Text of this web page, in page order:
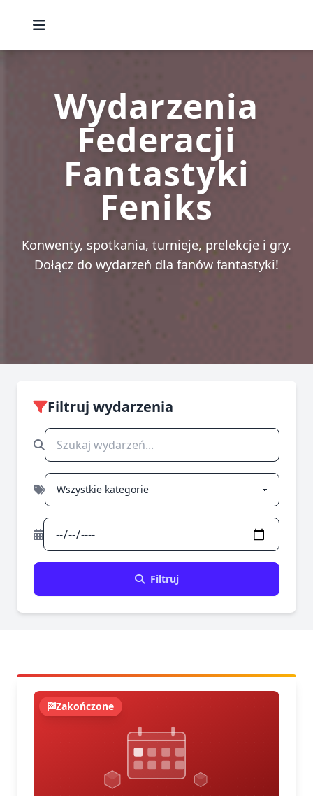
Wydarzenia
Federacji
Fantastyki
Feniks
Konwenty, spotkania, turnieje, prelekcje i gry.
Dołącz do wydarzeń dla fanów fantastyki!
Filtruj wydarzenia
Filtruj
Zakończone